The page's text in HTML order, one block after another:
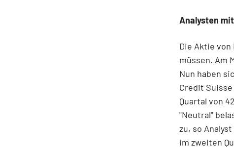
Analysten
Die Aktie
müssen. Am
Nun haben
Credit
Quartal von
"Neutral"
zu, so
im zweiten